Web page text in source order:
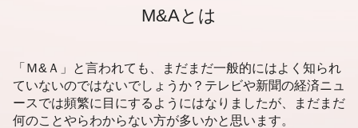
後継者問題 伝統工芸
資金調達 方法 起業
資金調達 ファイナンス
レバレッジドバイアウト
エクイティファイナンス とは
非上場企業 企業価値評価
企業価値評価 上場会社
企業価値 時価総額
企業価値評価 公認会計士協会
企業価値評価
福岡市 会計事務所
静岡市 資金調達
静岡市 売却事業承継
福岡市 後継者問題
静岡市 事業承継 相談
M&Aとは
「Ｍ&Ａ」と言われても、まだまだ一般的にはよく知られ
ていないのではないでしょうか？テレビや新聞の経済ニュ
ースでは頻繁に目にするようにはなりましたが、まだまだ
何のことやらわからない方が多いかと思います。